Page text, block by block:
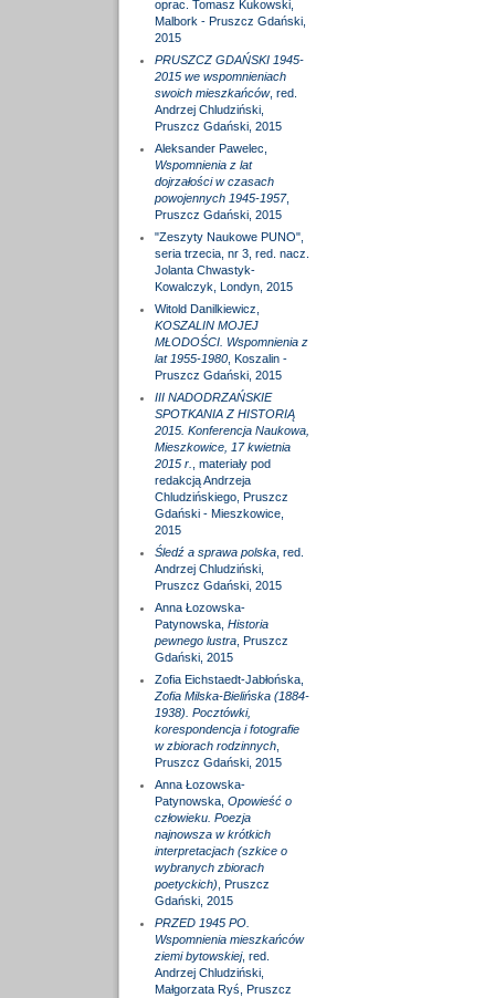
oprac. Tomasz Kukowski,
Malbork - Pruszcz Gdański,
2015
PRUSZCZ GDAŃSKI 1945-
2015 we wspomnieniach
swoich mieszkańców, red.
Andrzej Chludziński,
Pruszcz Gdański, 2015
Aleksander Pawelec,
Wspomnienia z lat
dojrzałości w czasach
powojennych 1945-1957,
Pruszcz Gdański, 2015
"Zeszyty Naukowe PUNO",
seria trzecia, nr 3, red. nacz.
Jolanta Chwastyk-
Kowalczyk, Londyn, 2015
Witold Danilkiewicz,
KOSZALIN MOJEJ
MŁODOŚCI. Wspomnienia z
lat 1955-1980, Koszalin -
Pruszcz Gdański, 2015
III NADODRZAŃSKIE
SPOTKANIA Z HISTORIĄ
2015. Konferencja Naukowa,
Mieszkowice, 17 kwietnia
2015 r.
, materiały pod
redakcją Andrzeja
Chludzińskiego, Pruszcz
Gdański - Mieszkowice,
2015
Śledź a sprawa polska, red.
Andrzej Chludziński,
Pruszcz Gdański, 2015
Anna Łozowska-
Patynowska, Historia
pewnego lustra, Pruszcz
Gdański, 2015
Zofia Eichstaedt-Jabłońska,
Zofia Milska-Bielińska (1884-
1938). Pocztówki,
korespondencja i fotografie
w zbiorach rodzinnych,
Pruszcz Gdański, 2015
Anna Łozowska-
Patynowska, Opowieść o
człowieku. Poezja
najnowsza w krótkich
interpretacjach (szkice o
wybranych zbiorach
poetyckich) , Pruszcz
Gdański, 2015
PRZED 1945 PO.
Wspomnienia mieszkańców
ziemi bytowskiej, red.
Andrzej Chludziński,
Małgorzata Ryś, Pruszcz